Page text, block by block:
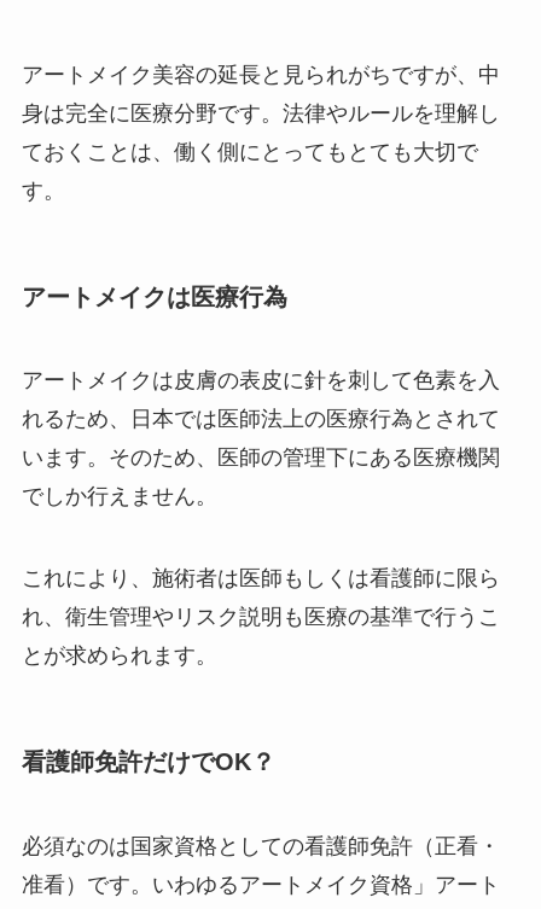
アートメイク美容の延長と見られがちですが、中
身は完全に医療分野です。法律やルールを理解し
ておくことは、働く側にとってもとても大切で
す。
アートメイクは医療行為
アートメイクは皮膚の表皮に針を刺して色素を入
れるため、日本では医師法上の医療行為とされて
います。そのため、医師の管理下にある医療機関
でしか行えません。
これにより、施術者は医師もしくは看護師に限ら
れ、衛生管理やリスク説明も医療の基準で行うこ
とが求められます。
看護師免許だけでOK？
必須なのは国家資格としての看護師免許（正看・
准看）です。いわゆるアートメイク資格」アート